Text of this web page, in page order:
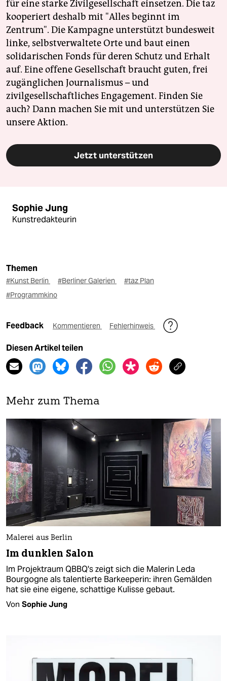
für eine starke Zivilgesellschaft einsetzen. Die taz
kooperiert deshalb mit "Alles beginnt im
Zentrum". Die Kampagne unterstützt bundesweit
linke, selbstverwaltete Orte und baut einen
solidarischen Fonds für deren Schutz und Erhalt
auf. Eine offene Gesellschaft braucht guten, frei
zugänglichen Journalismus – und
zivilgesellschaftliches Engagement. Finden Sie
auch? Dann machen Sie mit und unterstützen Sie
unsere Aktion.
Jetzt unterstützen
Sophie Jung
Kunstredakteurin
Themen
#Kunst Berlin #Berliner Galerien
#taz Plan
#Programmkino
Feedback Kommentieren Fehlerhinweis
Diesen Artikel teilen
Mehr zum Thema
Malerei aus Berlin
Im dunklen Salon
Im Projektraum QBBQ's zeigt sich die Malerin Leda
Bourgogne als talentierte Barkeeperin: ihren Gemälden
hat sie eine eigene, schattige Kulisse gebaut.
Von Sophie Jung